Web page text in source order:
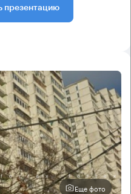
презентацию
Еще фото